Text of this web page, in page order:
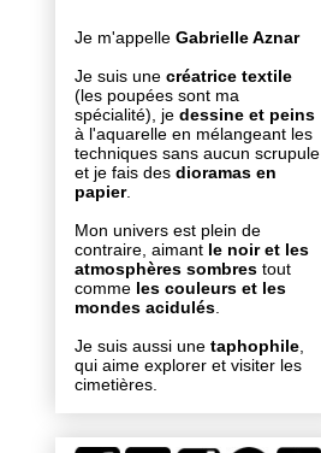
Je m'appelle Gabrielle Aznar
Je suis une créatrice textile
(les poupées sont ma
spécialité), je dessine et peins
à l'aquarelle en mélangeant les
techniques sans aucun scrupule
et je fais des dioramas en
papier.
Mon univers est plein de
contraire, aimant le noir et les
atmosphères sombres tout
comme les couleurs et les
mondes acidulés
Je suis aussi une taphophile
qui aime explorer et visiter les
cimetières.